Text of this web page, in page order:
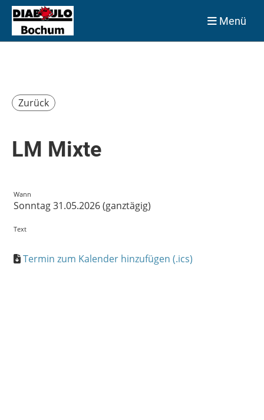
Menü
Zurück
LM Mixte
Wann
Sonntag 31.05.2026 (ganztägig)
Text
Termin zum Kalender hinzufügen (.ics)